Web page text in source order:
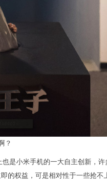
？
是小米手机的一大自主创新，
的权益，可是相对性于一些抢不